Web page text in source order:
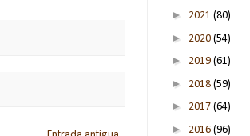
► 2021 (80)
► 2020 (54)
► 2019 (61)
► 2018 (59)
► 2017 (64)
► 2016 (96)